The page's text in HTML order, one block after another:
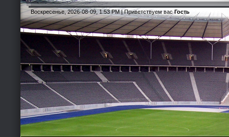
Воскресенье, 2026-08-09, 1:53 PM |Приветствуем вас Гость